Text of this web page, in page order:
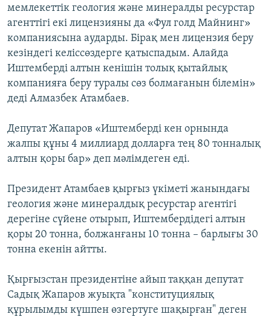
мемлекеттік геология және минералды ресурстар
агенттігі екі лицензияны да «Фул голд Майнинг»
компаниясына аударды. Бірақ мен лицензия беру
кезіндегі келіссөздерге қатыспадым. Алайда
Иштемберді алтын кенішін толық қытайлық
компанияға беру туралы сөз болмағанын білемін»
деді Алмазбек Атамбаев.
Депутат Жапаров «Иштемберді кен орнында
жалпы құны 4 миллиард долларға тең 80 тонналық
алтын қоры бар» деп мәлімдеген еді.
Президент Атамбаев қырғыз үкіметі жанындағы
геология және минералдық ресурстар агентігі
дерегіне сүйене отырып, Иштембердідегі алтын
қоры 20 тонна, болжанғаны 10 тонна – барлығы 30
тонна екенін айтты.
Қырғызстан президентіне айып таққан депутат
Садық Жапаров жуықта "конституциялық
құрылымды күшпен өзгертуге шақырған" деген